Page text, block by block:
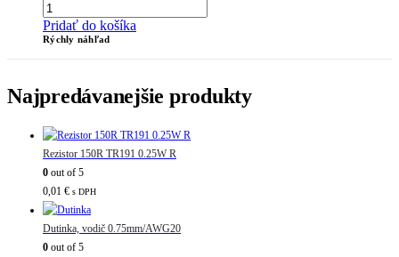
Pridať do košíka
Rýchly náhľad
Najpredávanejšie produkty
Rezistor 150R TR191 0.25W R
0 out of 5
0,01 € s DPH
Dutinka, vodič 0.75mm/AWG20
0 out of 5